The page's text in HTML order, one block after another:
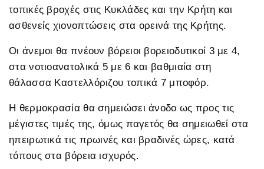
τοπικές βροχές στις Κυκλάδες και την Κρήτη και
ασθενείς χιονοπτώσεις στα ορεινά της Κρήτης.
Οι άνεμοι θα πνέουν βόρειοι βορειοδυτικοί 3 με 4,
στα νοτιοανατολικά 5 με 6 και βαθμιαία στη
θάλασσα Καστελλόριζου τοπικά 7 μποφόρ.
Η θερμοκρασία θα σημειώσει άνοδο ως προς τις
μέγιστες τιμές της, όμως παγετός θα σημειωθεί στα
ηπειρωτικά τις πρωινές και βραδινές ώρες, κατά
τόπους στα βόρεια ισχυρός.